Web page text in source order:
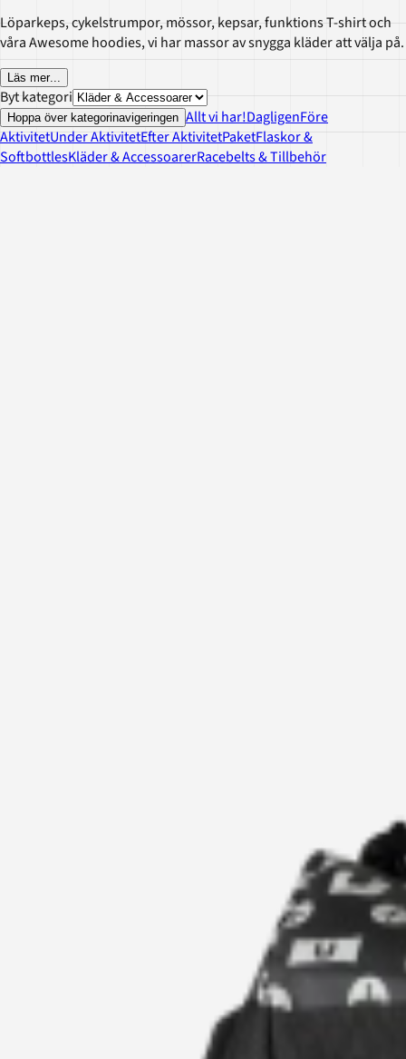
Löparkeps, cykelstrumpor, mössor, kepsar, funktions T-shirt och
våra Awesome hoodies, vi har massor av snygga kläder att välja på.
Läs mer...
Byt kategori
Hoppa över kategorinavigeringen Allt vi har!DagligenFöre
AktivitetUnder AktivitetEfter AktivitetPaketFlaskor &
SoftbottlesKläder & AccessoarerRacebelts & Tillbehör